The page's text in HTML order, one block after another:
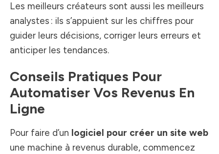
Les meilleurs créateurs sont aussi les meilleurs
analystes : ils s’appuient sur les chiffres pour
guider leurs décisions, corriger leurs erreurs et
anticiper les tendances.
Conseils Pratiques Pour
Automatiser Vos Revenus En
Ligne
Pour faire d’un logiciel pour créer un site web
une machine à revenus durable, commencez